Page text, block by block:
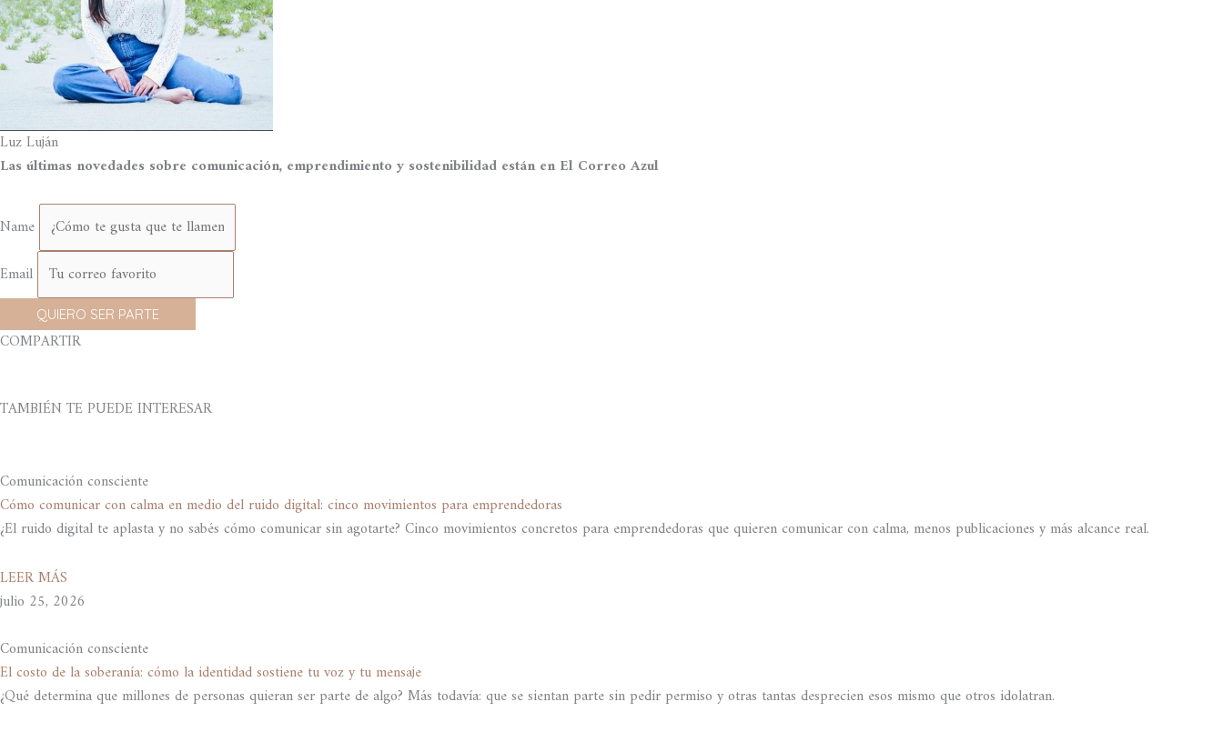
Luz Luján
Las últimas novedades sobre comunicación, emprendimiento y sostenibilidad están en El Correo Azul
Name
Email
QUIERO SER PARTE
COMPARTIR
TAMBIÉN TE PUEDE INTERESAR
Comunicación consciente
Cómo comunicar con calma en medio del ruido digital: cinco movimientos para emprendedoras
¿El ruido digital te aplasta y no sabés cómo comunicar sin agotarte? Cinco movimientos concretos para emprendedoras que quieren comunicar con calma, menos publicaciones y más alcance real.
LEER MÁS
julio 25, 2026
Comunicación consciente
El costo de la soberanía: cómo la identidad sostiene tu voz y tu mensaje
¿Qué determina que millones de personas quieran ser parte de algo? Más todavía: que se sientan parte sin pedir permiso y otras tantas desprecien esos mismo que otros idolatran.